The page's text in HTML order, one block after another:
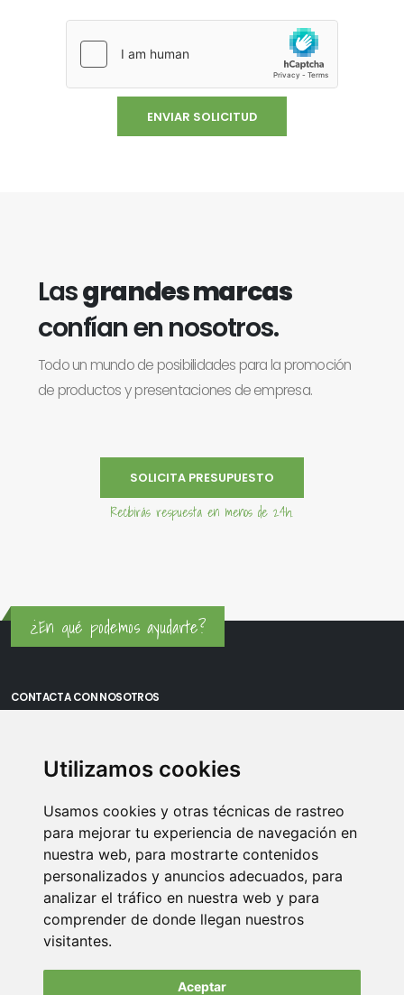
Utilizamos cookies
Usamos cookies y otras técnicas de rastreo
para mejorar tu experiencia de navegación en
nuestra web, para mostrarte contenidos
personalizados y anuncios adecuados, para
analizar el tráfico en nuestra web y para
comprender de donde llegan nuestros
visitantes.
Aceptar
Lasgrandes marcas
confían en nosotros.
Todo un mundo de posibilidades para la promoción
de productos y presentaciones de empresa.
SOLICITA PRESUPUESTO
Recibirás respuesta en menos de 24h.
¿En qué podemos ayudarte?
CONTACTA CON NOSOTROS
Oficina Vitoria: Boulevard de Salburua 8, planta 3, 01002 - Vitoria-
Email:info@memoriasusb.com